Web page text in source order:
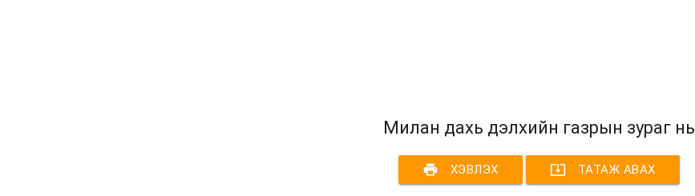
Милан дахь дэлхийн газрын зураг нь
print ХЭВЛЭХ system_update_alt ТАТАЖ АВАХ